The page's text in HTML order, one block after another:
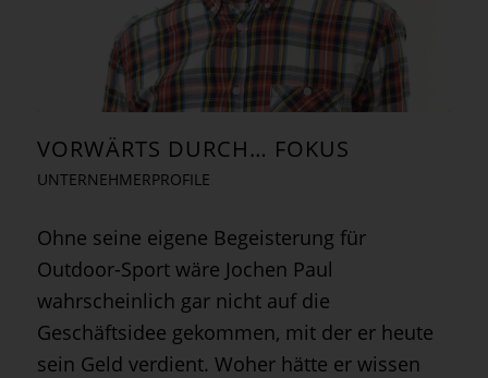
VORWÄRTS DURCH… FOKUS
UNTERNEHMERPROFILE
Ohne seine eigene Begeisterung für
Outdoor-Sport wäre Jochen Paul
wahrscheinlich gar nicht auf die
Geschäftsidee gekommen, mit der er heute
sein Geld verdient. Woher hätte er wissen